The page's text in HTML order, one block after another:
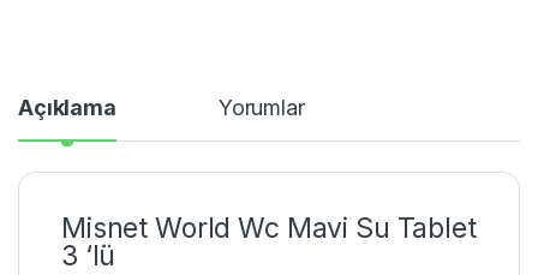
Açıklama Yorumlar
Misnet World Wc Mavi Su Tablet
3 ‘lü